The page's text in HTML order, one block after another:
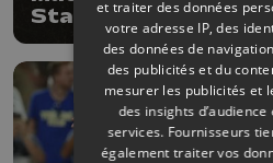
Standard accueillera
et traiter des données
votre adresse IP, des
des données de
des publicités et du
mesurer les publicités et
des insights
services. Fournisseurs
également traiter vos